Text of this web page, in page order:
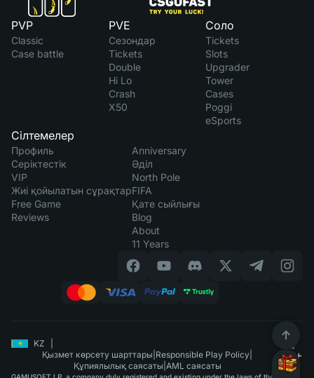
PVP
Classic
Case battle
PVE
Сезондар
Tickets
Double
Hi Lo
Crash
X50
Соло
Tickets
Slots
Upgrader
Tower
Cases
Poggi
eSports
Сілтемелер
Профиль
Серіктестік
VIP
Жиі қойылатын сұрақтар
Free Game
Reviews
Anniversary
Әділ
North Pole
FIFA
Қате сыйлығы
Blog
About
11 Years
KZ
Қызмет көрсету шарттары Responsible Play Policy
Құпиялылық саясаты AML саясаты